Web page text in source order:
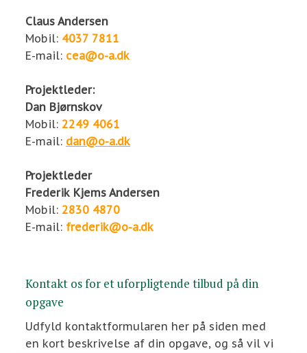
Claus Andersen
Mobil: 4037 7811
E-mail: cea@o-a.dk
Projektleder:
Dan Bjørnskov
Mobil: 2249 4061
E-mail: dan@o-a.dk
Projektleder
Frederik Kjems Andersen
Mobil: 2830 4870
E-mail: frederik@o-a.dk
Kontakt os for et uforpligtende tilbud på din
opgave​
Udfyld kontaktformularen her på siden med
en kort beskrivelse af din opgave, og så vil vi